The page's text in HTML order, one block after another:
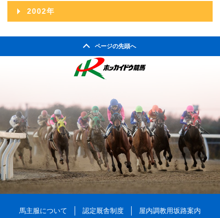
2012年01月
2011年02月
2010年03月
2009年03月
2008年06月
2008年05月
2008年01月
2007年07月
2007年02月
2007年01月
2006年08月
2006年03月
2006年02月
2006年01月
2005年09月
2005年08月
2005年07月
2005年04月
2005年03月
2005年02月
2005年01月
2004年10月
2004年06月
2004年05月
2004年04月
2004年03月
2004年02月
2004年01月
2003年12月
2003年07月
2003年06月
2003年05月
2003年04月
2003年01月
2002年
ページの先頭へ
馬主服について 認定厩舎制度 屋内調教用坂路案内